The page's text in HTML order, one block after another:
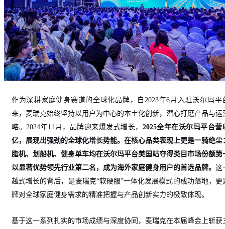
作为深耕家庭健身赛道的全球化品牌， 自 2023年6月入驻沃尔玛平
来，麦瑞克始终坚持以用户为中心的本土化创新，潜心打磨产品与运
略。2024年11月，品牌迎来爆发式增长， 2025全年在沃尔玛平台营
亿，展现出强劲的全球化增长势能。在核心品类表现上更是一骑绝尘
脂机、划船机、健身单车均在沃尔玛平台美国站夺得类目市场份额第
以显著优势领先行业第二名，成为海外家庭健身用户的首选品牌。 这
越式增长的背后，是麦瑞克“软硬服”一体化发展模式的成功落地，更
牌对全球家庭健身需求的精准把握与产品创新实力的极致体现。
基于这一系列扎实的市场成绩与深度协同，麦瑞克在本届峰会上斩获